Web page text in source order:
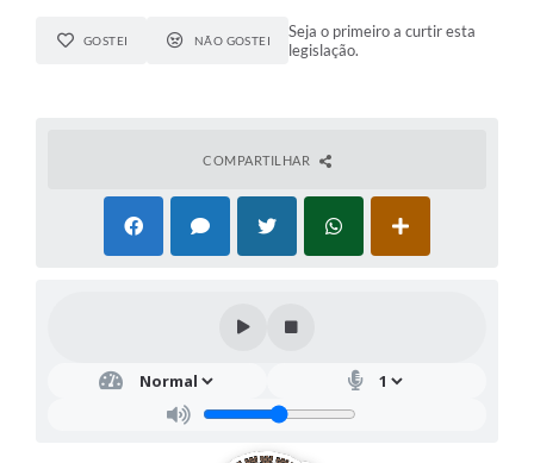
GOSTEI NÃO GOSTEI
Seja o primeiro a curtir esta
legislação.
COMPARTILHAR